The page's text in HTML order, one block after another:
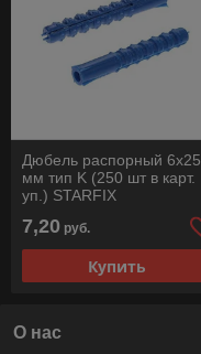
Дюбель распорный 6х25
мм тип K (250 шт в карт.
уп.) STARFIX
7,20 руб.
Купить
О нас